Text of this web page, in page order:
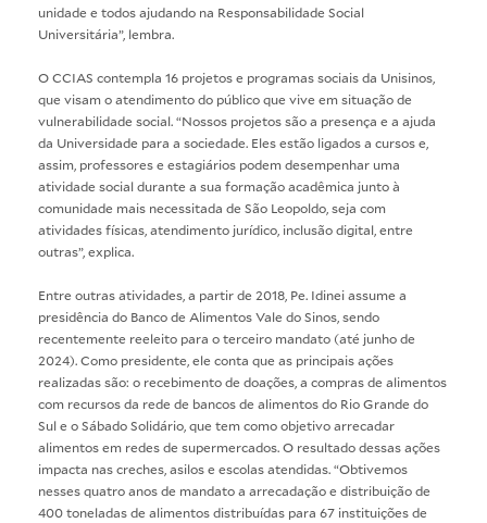
unidade e todos ajudando na Responsabilidade Social
Universitária”, lembra.
O CCIAS contempla 16 projetos e programas sociais da Unisinos,
que visam o atendimento do público que vive em situação de
vulnerabilidade social. “Nossos projetos são a presença e a ajuda
da Universidade para a sociedade. Eles estão ligados a cursos e,
assim, professores e estagiários podem desempenhar uma
atividade social durante a sua formação acadêmica junto à
comunidade mais necessitada de São Leopoldo, seja com
atividades físicas, atendimento jurídico, inclusão digital, entre
outras”, explica.
Entre outras atividades, a partir de 2018, Pe. Idinei assume a
presidência do Banco de Alimentos Vale do Sinos, sendo
recentemente reeleito para o terceiro mandato (até junho de
2024). Como presidente, ele conta que as principais ações
realizadas são: o recebimento de doações, a compras de alimentos
com recursos da rede de bancos de alimentos do Rio Grande do
Sul e o Sábado Solidário, que tem como objetivo arrecadar
alimentos em redes de supermercados. O resultado dessas ações
impacta nas creches, asilos e escolas atendidas. “Obtivemos
nesses quatro anos de mandato a arrecadação e distribuição de
400 toneladas de alimentos distribuídas para 67 instituições de